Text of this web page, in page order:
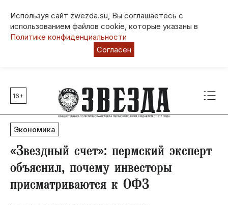
Используя сайт zwezda.su, Вы соглашаетесь с
использованием файлов cookie, которые указаны в
Политике конфиденциальности
Согласен
Главные темы
80 лет Победы
Молодежная столица РФ
СВО
Выборы в Пермском крае
Социальная поддержка
Инфраструктура
16+
Экономика
«Звездный счет»: пермский эксперт
объяснил, почему инвесторы
присматриваются к ОФЗ